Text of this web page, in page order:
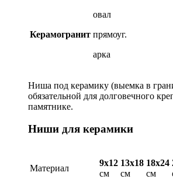
Керамогранит
овал
прямоуг.
арка
Ниша под керамику (выемка в
обязательной для долговечного
памятнике.
Ниши для керамики
Материал
9х12
см
13х18
см
18х24
см